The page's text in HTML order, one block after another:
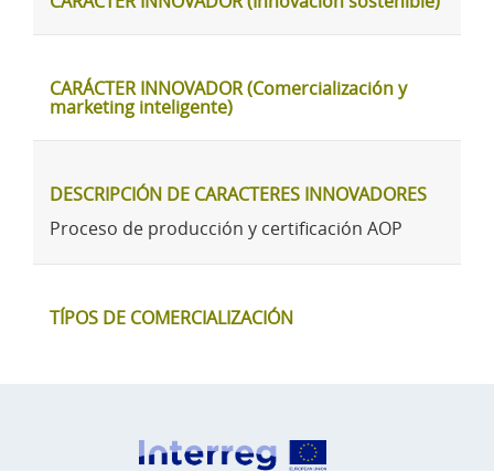
CARÁCTER INNOVADOR (Comercialización y
marketing inteligente)
DESCRIPCIÓN DE CARACTERES INNOVADORES
Proceso de producción y certificación AOP
TÍPOS DE COMERCIALIZACIÓN